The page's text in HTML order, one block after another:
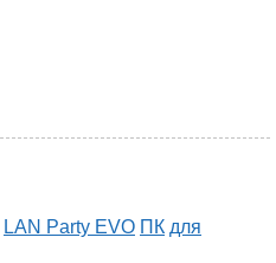
LAN Party EVO ПК для